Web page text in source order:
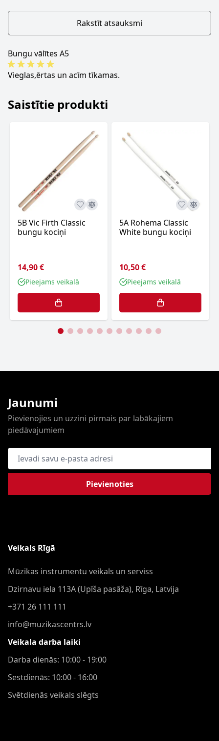
Rakstīt atsauksmi
Bungu vālītes A5
Vieglas,ērtas un acīm tīkamas.
Saistītie produkti
5B Vic Firth Classic
bungu kociņi
14,90 €
Pieejams veikalā
5A Rohema Classic
White bungu kociņi
10,50 €
Pieejams veikalā
Jaunumi
Pievienojies un uzzini pirmais par labākajiem
piedāvajumiem
E-pasta adrese
Pievienoties
Veikals Rīgā
Mūzikas instrumentu veikals un serviss
Dzirnavu iela 113A (Upīša pasāža), Rīga, Latvija
+371 26 111 111
info@muzikascentrs.lv
Veikala darba laiki
Darba dienās: 10:00 - 19:00
Sestdienās: 10:00 - 16:00
Svētdienās veikals slēgts